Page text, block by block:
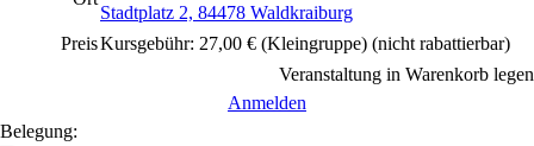
Stadtplatz 2, 84478 Waldkraiburg
PreisKursgebühr: 27,00 € (Kleingruppe) (nicht rabattierbar)
Veranstaltung in Warenkorb legen
Anmelden
Belegung: